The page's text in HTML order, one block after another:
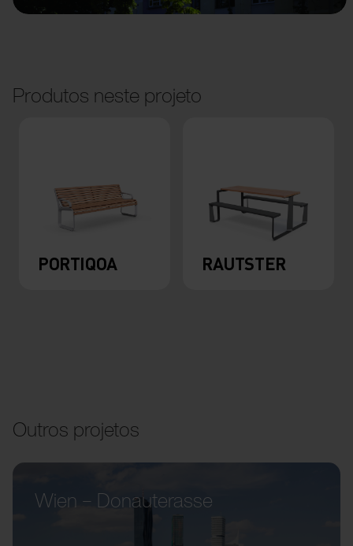
Produtos neste projeto
PORTIQOA RAUTSTER
Outros projetos
Wien – Donauterasse